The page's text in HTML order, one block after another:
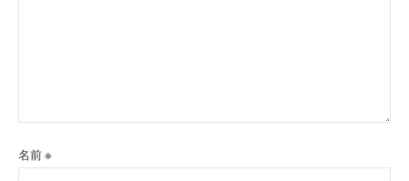
名前※